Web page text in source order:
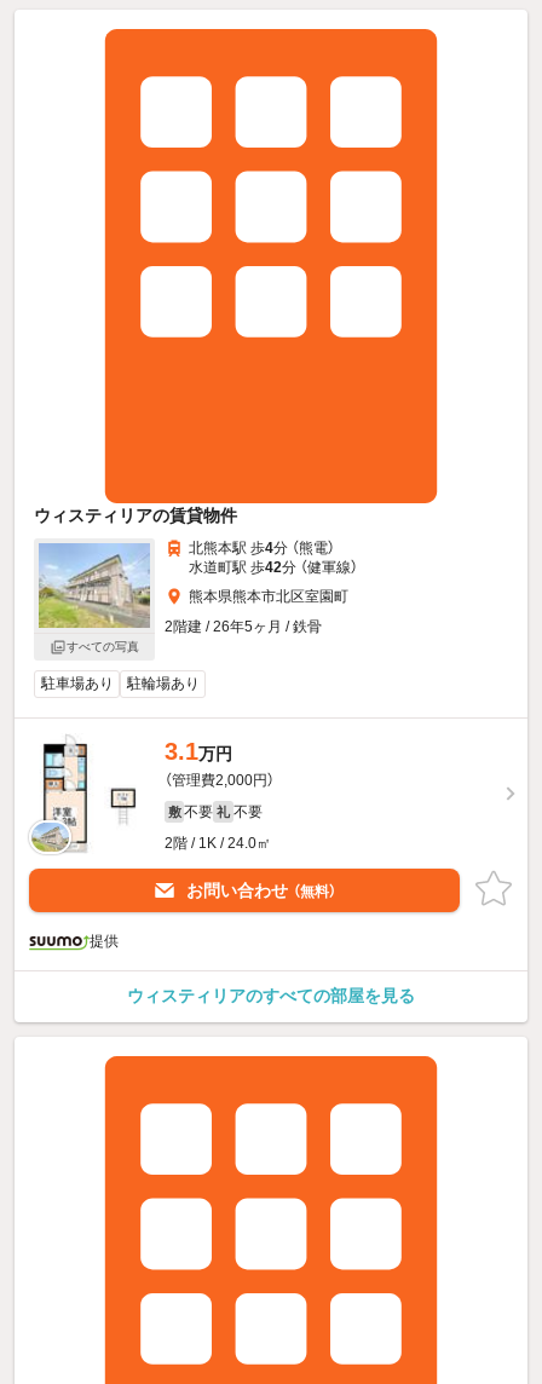
ウィスティリアの賃貸物件
すべての写真
北熊本駅 歩4分 （熊電）
水道町駅 歩42分 （健軍線）
熊本県熊本市北区室園町
2階建 / 26年5ヶ月 / 鉄骨
駐車場あり 駐輪場あり
3.1万円
（管理費2,000円）
敷 不要 礼 不要
2階 / 1K / 24.0㎡
お問い合わせ （無料）
提供
ウィスティリアのすべての部屋を見る